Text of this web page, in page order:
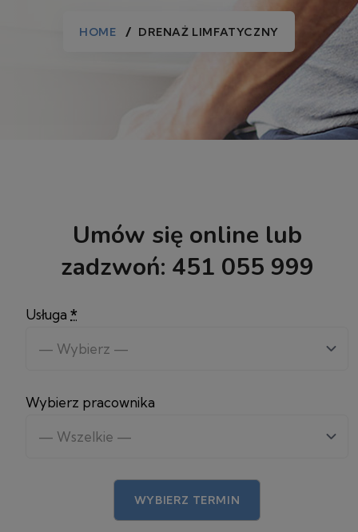
HOME DRENAŻ LIMFATYCZNY
Umów się online lub
zadzwoń: 451 055 999
Usługa *
Wybierz pracownika
WYBIERZ TERMIN